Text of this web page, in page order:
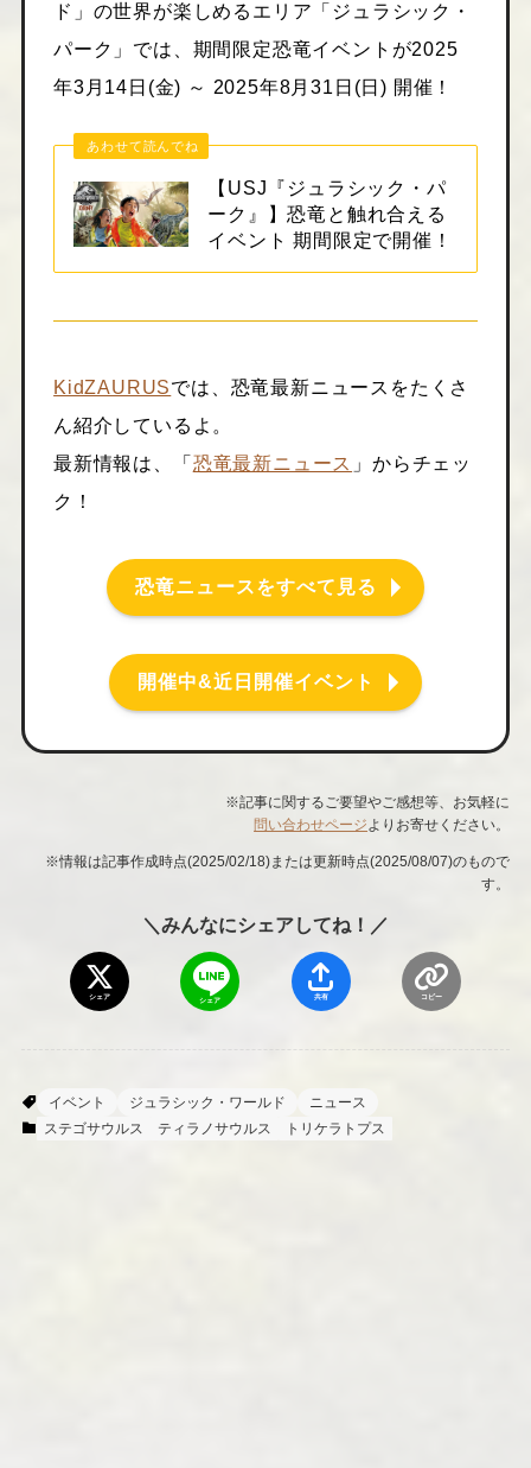
ド」の世界が楽しめるエリア「ジュラシック・
パーク」では、期間限定恐竜イベントが2025
年3月14日(金) ～ 2025年8月31日(日) 開催！
あわせて読んでね
【USJ『ジュラシック・パ
ーク』】恐竜と触れ合える
イベント 期間限定で開催！
KidZAURUSでは、恐竜最新ニュースをたくさ
ん紹介しているよ。
最新情報は、「 恐竜最新ニュース 」からチェッ
ク！
恐竜ニュースをすべて見る
開催中&近日開催イベント
※記事に関するご要望やご感想等、お気軽に
問い合わせページ よりお寄せください。
※情報は記事作成時点(2025/02/18)または更新時点(2025/08/07)のもので
す。
＼みんなにシェアしてね！／
シェア シェア 共有 コピー
イベント ジュラシック・ワールド
ニュース
ステゴサウルス
ティラノサウルス トリケラトプス